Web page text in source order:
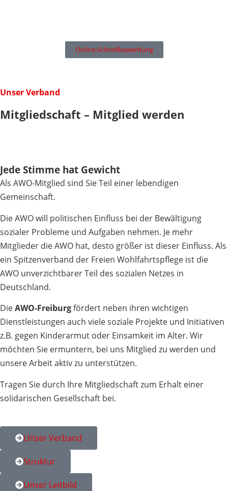
Online-Schnellbewerbung
Unser Verband
Mitgliedschaft – Mitglied werden
Jede Stimme hat Gewicht
Als AWO-Mitglied sind Sie Teil einer lebendigen
Gemeinschaft.
Die AWO will politischen Einfluss bei der Bewältigung
sozialer Probleme und Aufgaben nehmen. Je mehr
Mitglieder die AWO hat, desto größer ist dieser Einfluss. Als
ein Spitzenverband der Freien Wohlfahrtspflege ist die
AWO unverzichtbarer Teil des sozialen Netzes in
Deutschland.
DieAWO-Freiburgfördert neben ihren wichtigen
Dienstleistungen auch viele soziale Projekte und Initiativen
z.B. gegen Kinderarmut oder Einsamkeit im Alter. Wir
möchten Sie ermuntern, bei uns Mitglied zu werden und
unsere Arbeit aktiv zu unterstützen.
Tragen Sie durch Ihre Mitgliedschaft zum Erhalt einer
solidarischen Gesellschaft bei.
Unser Verband
Struktur
Unser Leitbild